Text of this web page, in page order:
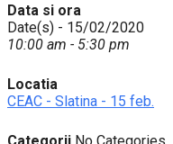
Data si ora
Date(s) - 15/02/2020
10:00 am - 5:30 pm
Locatia
CEAC - Slatina - 15 feb.
Categorii No Categories